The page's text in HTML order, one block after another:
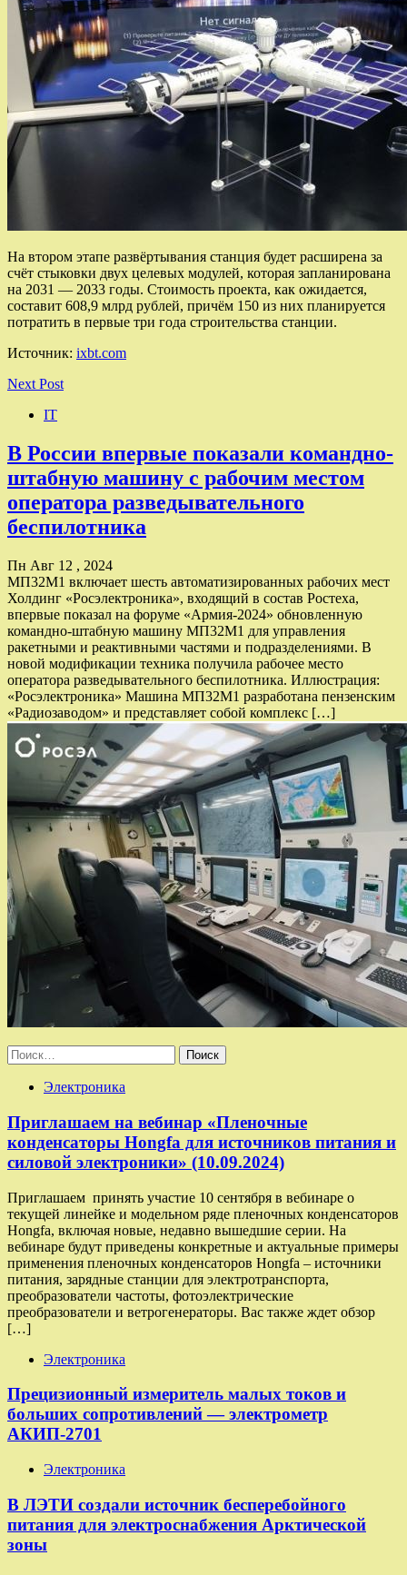
На втором этапе развёртывания станция будет расширена за
счёт стыковки двух целевых модулей, которая запланирована
на 2031 — 2033 годы. Стоимость проекта, как ожидается,
составит 608,9 млрд рублей, причём 150 из них планируется
потратить в первые три года строительства станции.
Источник: ixbt.com
Next Post
IT
В России впервые показали командно-
штабную машину с рабочим местом
оператора разведывательного
беспилотника
Пн Авг 12 , 2024
МП32М1 включает шесть автоматизированных рабочих мест
Холдинг «Росэлектроника», входящий в состав Ростеха,
впервые показал на форуме «Армия-2024» обновленную
командно-штабную машину МП32М1 для управления
ракетными и реактивными частями и подразделениями. В
новой модификации техника получила рабочее место
оператора разведывательного беспилотника. Иллюстрация:
«Росэлектроника» Машина МП32М1 разработана пензенским
«Радиозаводом» и представляет собой комплекс […]
Найти:
Электроника
Приглашаем на вебинар «Пленочные
конденсаторы Hongfa для источников питания и
силовой электроники» (10.09.2024)
Приглашаем принять участие 10 сентября в вебинаре о
текущей линейке и модельном ряде пленочных конденсаторов
Hongfa, включая новые, недавно вышедшие серии. На
вебинаре будут приведены конкретные и актуальные примеры
применения пленочных конденсаторов Hongfa – источники
питания, зарядные станции для электротранспорта,
преобразователи частоты, фотоэлектрические
преобразователи и ветрогенераторы. Вас также ждет обзор
[…]
Электроника
Прецизионный измеритель малых токов и
больших сопротивлений — электрометр
АКИП-2701
Электроника
В ЛЭТИ создали источник бесперебойного
питания для электроснабжения Арктической
зоны